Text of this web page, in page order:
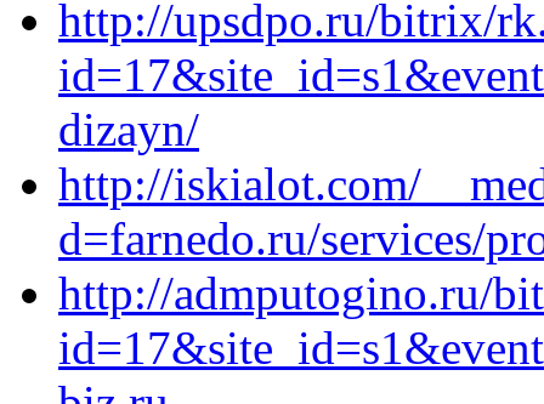
http://upsdpo.ru/bitrix/
dizayn/
http://iskialot.com/
d=farnedo.ru/services/
http://admputogino.ru/